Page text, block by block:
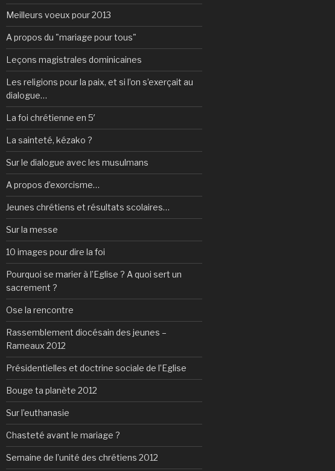
Meilleurs voeux pour 2013
A propos du "mariage pour tous"
Leçons magistrales dominicaines
Les religions pour la paix, et si l’on s’exerçait au
dialogue…
La foi chrétienne en 5′
La sainteté, kézako ?
Sur le dialogue avec les musulmans
A propos d’exorcisme…
Jeunes chrétiens et résultats scolaires…
Sur la messe
10 images pour dire la foi
Pourquoi se marier à l’Eglise ? A quoi sert un
sacrement ?
Ose la rencontre
Rassemblement diocésain des jeunes –
Rameaux 2012
Présidentielles et doctrine sociale de l’Eglise
Bouge ta planète 2012
Sur l’euthanasie
Chasteté avant le mariage ?
Semaine de l’unité des chrétiens 2012